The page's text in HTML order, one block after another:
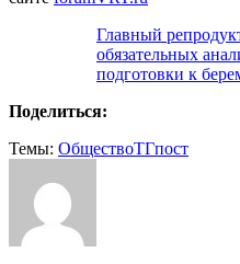
Главный
обязательных
подготовки к
Поделиться:
Темы: ОбществоТГпост